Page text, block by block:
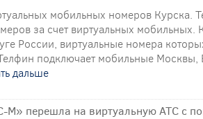
мобильных номеров Курска.
за счет виртуальных
России, виртуальные номера
подключает мобильные
дальше
М» перешла на виртуальную АТС с